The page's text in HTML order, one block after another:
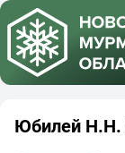
Юбилей Н.Н.